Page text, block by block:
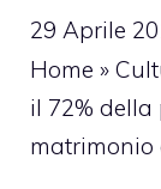
29 Aprile
Home »
il 72%
matrimonio